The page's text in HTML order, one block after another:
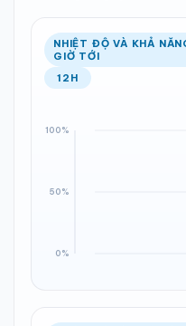
NHIỆT ĐỘ VÀ KHẢ
GIỜ TỚI
12H